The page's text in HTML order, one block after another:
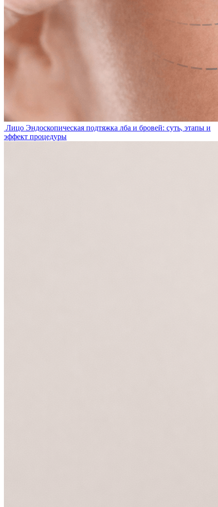
Лицо Эндоскопическая подтяжка лба и бровей: суть, этапы и
эффект процедуры